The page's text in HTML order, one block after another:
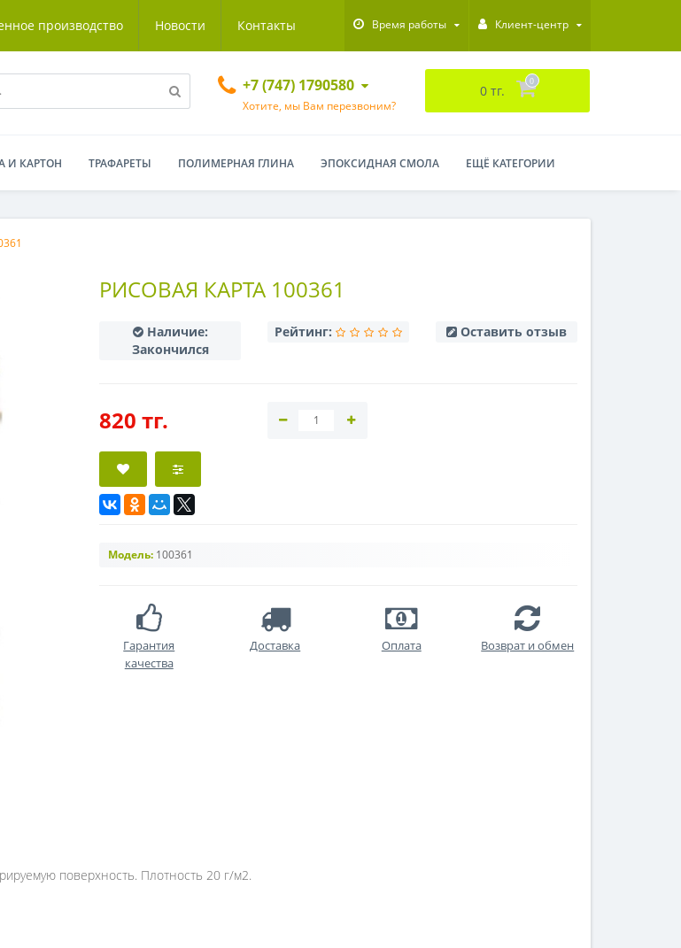
производство Новости Контакты Время работы Клиент-центр
+7 (747) 1790580
Хотите, мы Вам перезвоним?
0 тг.
0
И КАРТОН ТРАФАРЕТЫ ПОЛИМЕРНАЯ ГЛИНА ЭПОКСИДНАЯ СМОЛА ЕЩЁ КАТЕГОРИИ
РИСОВАЯ КАРТА 100361
Наличие:
Закончился
Рейтинг: Оставить отзыв
820 тг.
Модель: 100361
Гарантия
качества
Доставка Оплата Возврат и обмен
поверхность. Плотность 20 г/м2.